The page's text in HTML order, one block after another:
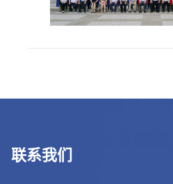
联系我们